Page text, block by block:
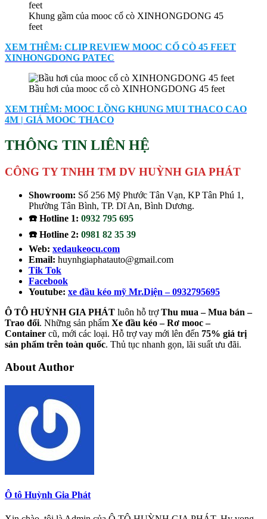
Khung gầm của mooc cổ cò XINHONGDONG 45
feet
XEM THÊM: CLIP REVIEW MOOC CỔ CÒ 45 FEET
XINHONGDONG PATEC
Bầu hơi của mooc cổ cò XINHONGDONG 45 feet
XEM THÊM: MOOC LỒNG KHUNG MUI THACO CAO
4M | GIÁ MOOC THACO
THÔNG TIN LIÊN HỆ
CÔNG TY TNHH TM DV HUỲNH GIA PHÁT
Showroom: Số 256 Mỹ Phước Tân Vạn, KP Tân Phú 1,
Phường Tân Bình, TP. Dĩ An, Bình Dương.
☎️ Hotline 1: 0932 795 695
☎️ Hotline 2: 0981 82 35 39
Web: xedaukeocu.com
Email: huynhgiaphatauto@gmail.com
Tik Tok
Facebook
Youtube: xe đầu kéo mỹ Mr.Diện – 0932795695
Ô TÔ HUỲNH GIA PHÁT luôn hỗ trợThu mua – Mua bán –
Trao đổi. Những sản phẩm Xe đầu kéo – Rơ mooc –
Container cũ, mới các loại. Hỗ trợ vay mới lên đến 75% giá trị
sản phẩm trên toàn quốc. Thủ tục nhanh gọn, lãi suất ưu đãi.
About Author
Ô tô Huỳnh Gia Phát